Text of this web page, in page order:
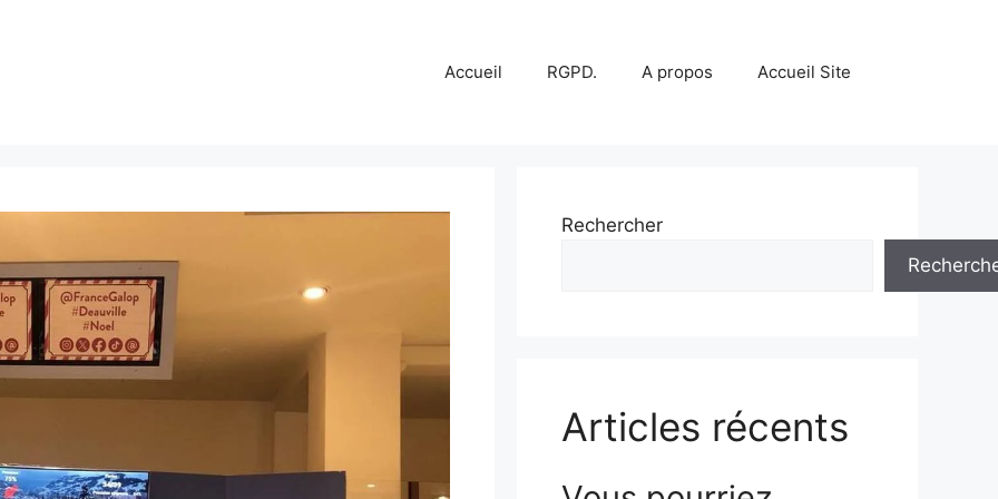
Accueil RGPD. A propos Accueil Site
Rechercher
Articles récents